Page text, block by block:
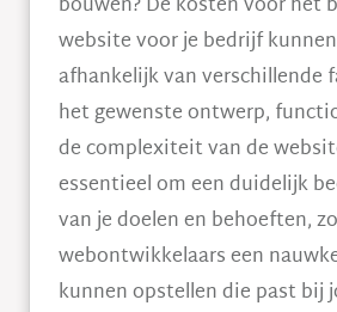
website voor je bedrijf
afhankelijk van verschillende
het gewenste ontwerp,
de complexiteit van de
essentieel om een duidelijk
van je doelen en behoeften,
webontwikkelaars een
kunnen opstellen die past bij